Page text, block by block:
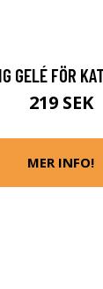
GELÉ FÖR
219 SEK
MER INFO!